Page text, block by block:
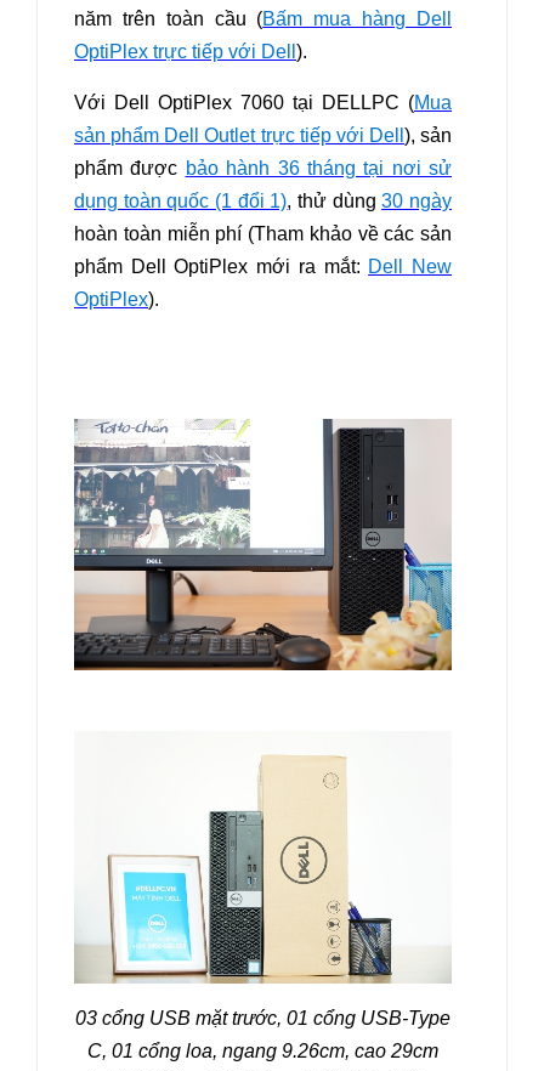
năm trên toàn cầu (Bấm mua hàng Dell
OptiPlex trực tiếp với Dell ).
Với Dell OptiPlex 7060 tại DELLPC (Mua
sản phẩm Dell Outlet trực tiếp với Dell ), sản
phẩm được bảo hành 36 tháng tại nơi sử
dụng toàn quốc (1 đổi 1), thử dùng30 ngày
hoàn toàn miễn phí (Tham khảo về các sản
phẩm Dell OptiPlex mới ra mắt: Dell New
OptiPlex).
03 cổng USB mặt trước, 01 cổng USB-Type
C, 01 cổng loa, ngang 9.26cm, cao 29cm